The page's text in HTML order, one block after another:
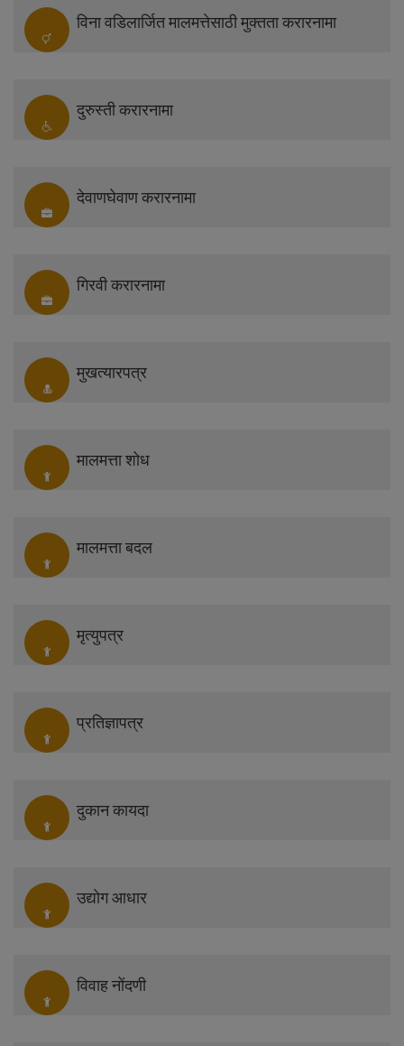
विना वडिलार्जित मालमत्तेसाठी मुक्तता करारनामा
दुरुस्ती करारनामा
देवाणघेवाण करारनामा
गिरवी करारनामा
मुखत्यारपत्र
मालमत्ता शोध
मालमत्ता बदल
मृत्युपत्र
प्रतिज्ञापत्र
दुकान कायदा
उद्योग आधार
विवाह नोंदणी